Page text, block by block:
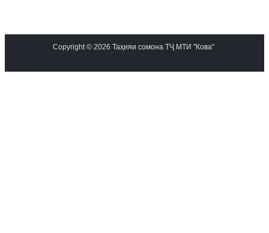
Copyright © 2026 Таҳияи сомона ТҶ МТИ "Кова"